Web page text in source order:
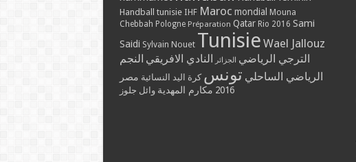
Handball tunisie IHF Maroc mondial Mouna
Chebbah Pologne Préparation Qatar Rio 2016 Sami
Saidi Sylvain Nouet Tunisie Wael Jallouz
الترجي الرياضي الجزائر النادي الافريقي النجم
الرياضي الساحلي تونس كرة اليد النسائية مصر
2016 مكارم المهدية وائل جلوز